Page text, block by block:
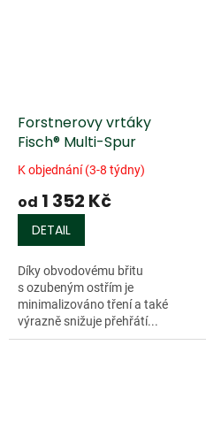
Forstnerovy vrtáky
Fisch® Multi-Spur
K objednání (3-8 týdny)
od 1 352 Kč
DETAIL
Díky obvodovému břitu
s ozubeným ostřím je
minimalizováno tření a také
výrazně snižuje přehřátí...